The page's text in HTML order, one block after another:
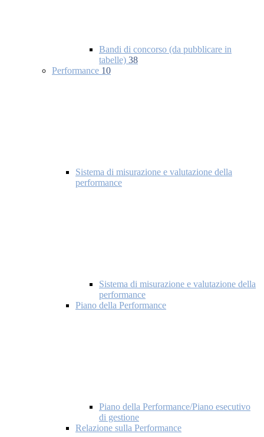
Bandi di concorso (da pubblicare in
tabelle) 38
Performance 10
Sistema di misurazione e valutazione della
performance
Sistema di misurazione e valutazione della
performance
Piano della Performance
Piano della Performance/Piano esecutivo
di gestione
Relazione sulla Performance